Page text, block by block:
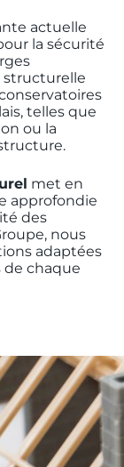
actuelle
la sécurité
structurelle
telles que
ou la
met en
approfondie
des
nous
adaptées
de chaque